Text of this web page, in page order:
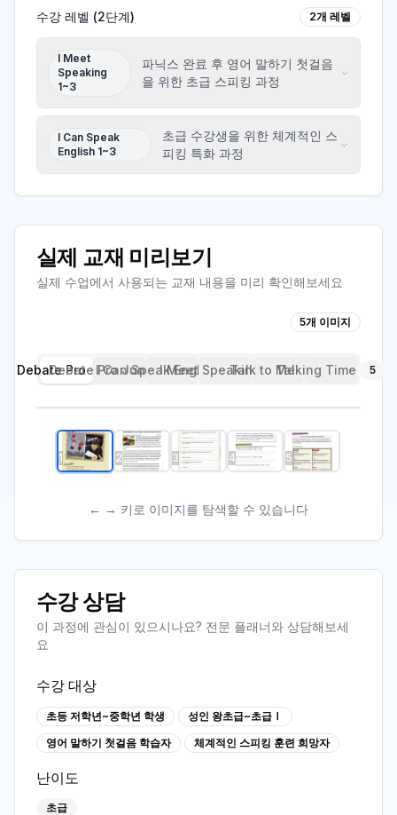
수강 레벨 (2단계) 2개 레벨
I Meet
Speaking
1~3
파닉스 완료 후 영어 말하기 첫걸음
을 위한 초급 스피킹 과정
I Can Speak
English 1~3
초급 수강생을 위한 체계적인 스
피킹 특화 과정
실제 교재 미리보기
실제 수업에서 사용되는 교재 내용을 미리 확인해보세요
5개 이미지
Debate Pro 5
Debate Pro Junior 5
I Can Speak English 5
I Meet Speaking 6
Talk to Me 4
Talking Time 5
스크린샷 2025-09-26 오후 1.31.55
1/5
1 2 3 4 5
← → 키로 이미지를 탐색할 수 있습니다
수강 상담
이 과정에 관심이 있으시나요? 전문 플래너와 상담해보세
요
수강 대상
초등 저학년~중학년 학생
성인 왕초급~초급Ⅰ
영어 말하기 첫걸음 학습자
체계적인 스피킹 훈련 희망자
난이도
초급